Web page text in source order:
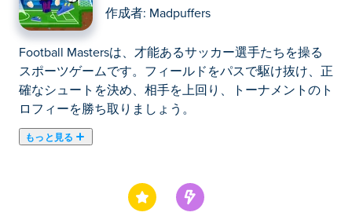
作成者: Madpuffers
Football Mastersは、才能あるサッカー選手たちを操る
スポーツゲームです。フィールドをパスで駆け抜け、正
確なシュートを決め、相手を上回り、トーナメントのト
ロフィーを勝ち取りましょう。
もっと見る